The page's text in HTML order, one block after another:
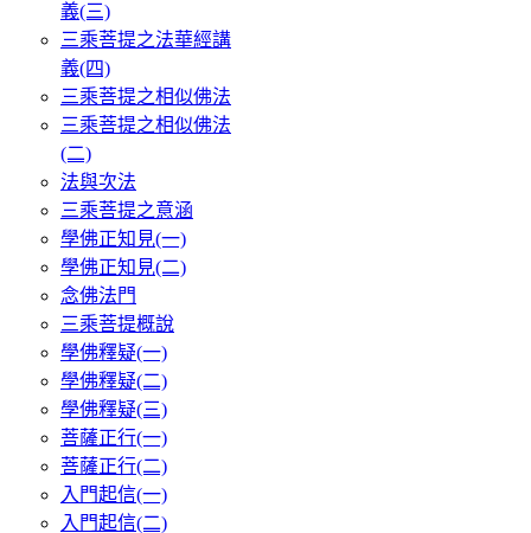
義(三)
三乘菩提之法華經講
義(四)
三乘菩提之相似佛法
三乘菩提之相似佛法
(二)
法與次法
三乘菩提之意涵
學佛正知見(一)
學佛正知見(二)
念佛法門
三乘菩提概說
學佛釋疑(一)
學佛釋疑(二)
學佛釋疑(三)
菩薩正行(一)
菩薩正行(二)
入門起信(一)
入門起信(二)